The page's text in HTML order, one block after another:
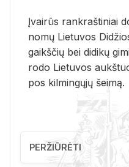
Įvai­rūs rank­raš­ti­niai
no­mų Lie­tu­vos
gaikš­čių bei di­di­kų
ro­do Lie­tu­vos
pos kil­min­gų­jų šei­mą.
PERŽIŪRĖTI